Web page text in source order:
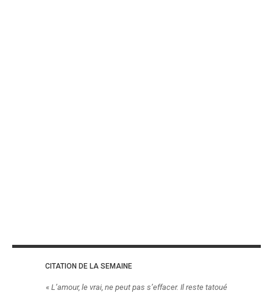
CITATION DE LA SEMAINE
« L’amour, le vrai, ne peut pas s’effacer. Il reste tatoué